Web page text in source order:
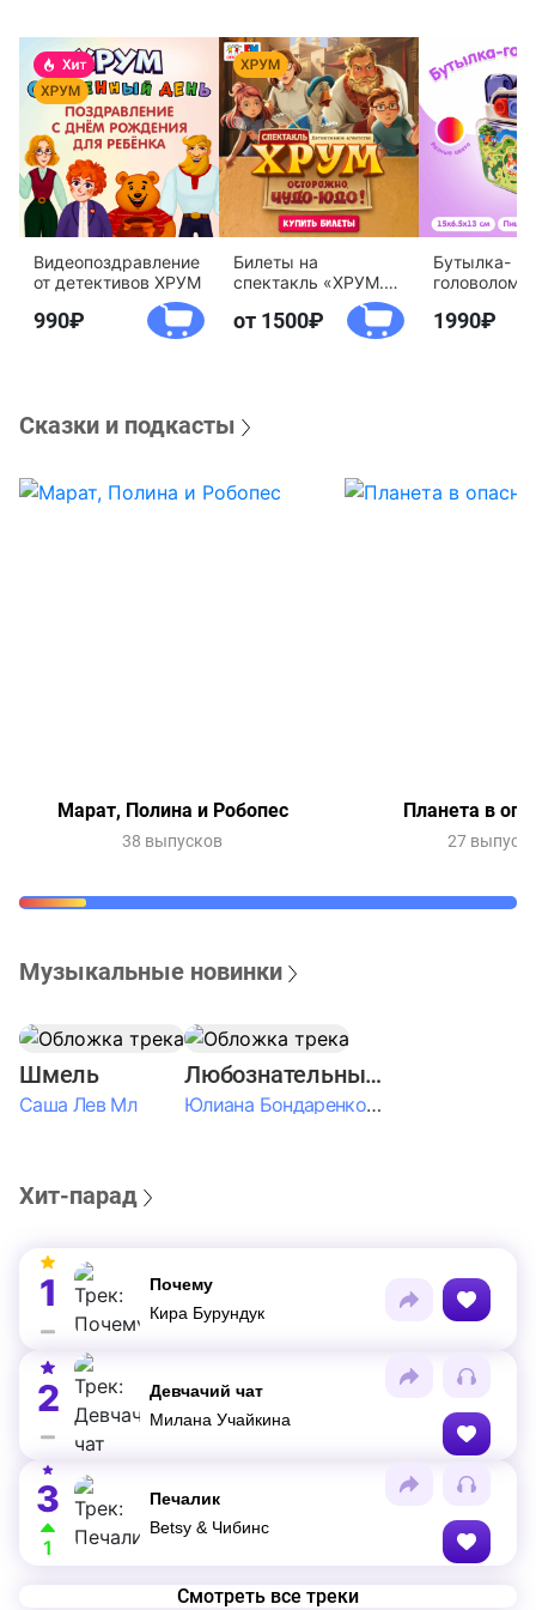
Видеопоздравление
от детективов ХРУМ
990
Билеты на
спектакль «ХРУМ.
Осторожно, Чудо-
Юдо!»
от 1500
Бутылка-
агентство
1990
Сказки и подкасты
Марат, Полина и Робопес
38 выпусков
Планета в
27
Музыкальные новинки
Шмель
Саша Лев Мл
Любознательные Дети
Юлиана Бондаренко & Амелия Колпакова & Егор Егоров & Валерия Шевченко & Ксюша Косичкина
Хит-парад
1
Почему
Кира Бурундук
2
Девчачий чат
Милана Учайкина
3
1
Печалик
Betsy & Чибинс
Смотреть все треки